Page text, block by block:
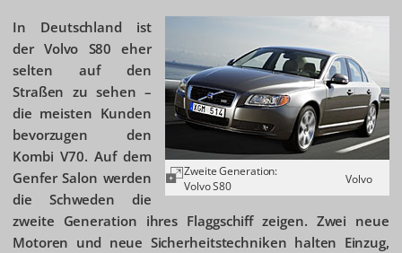
Zweite Generation:
Volvo S80
Volvo
In Deutschland ist
der Volvo S80 eher
selten auf den
Straßen zu sehen –
die meisten Kunden
bevorzugen den
Kombi V70. Auf dem
Genfer Salon werden
die Schweden die
zweite Generation ihres Flaggschiff zeigen. Zwei neue
Motoren und neue Sicherheitstechniken halten Einzug,